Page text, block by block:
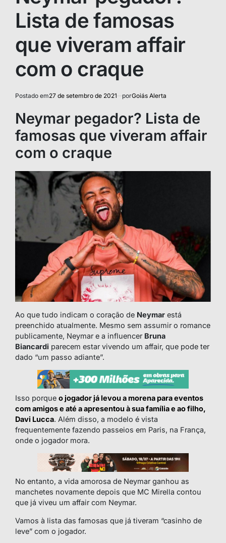
Lista de famosas
que viveram affair
com o craque
Postado em27 de setembro de 2021 porGoiás Alerta
Neymar pegador? Lista de
famosas que viveram affair
com o craque
Ao que tudo indicam o coração de Neymar está
preenchido atualmente. Mesmo sem assumir o romance
publicamente, Neymar e a influencer Bruna
Biancardi parecem estar vivendo um affair, que pode ter
dado “um passo adiante”.
Isso porque o jogador já levou a morena para eventos
com amigos e até a apresentou à sua família e ao filho,
Davi Lucca. Além disso, a modelo é vista
frequentemente fazendo passeios em Paris, na França,
onde o jogador mora.
No entanto, a vida amorosa de Neymar ganhou as
manchetes novamente depois que MC Mirella contou
que já viveu um affair com Neymar.
Vamos à lista das famosas que já tiveram “casinho de
leve” com o jogador.